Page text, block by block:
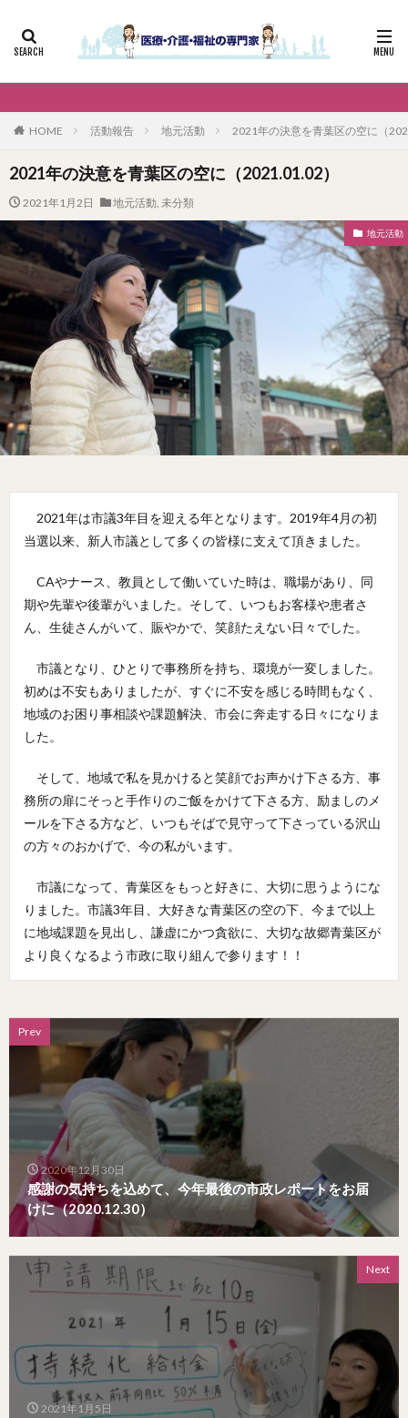
HOME 活動報告 地元活動 2021年の決意を青葉区の空に（
2021年の決意を青葉区の空に（2021.01.02）
2021年1月2日 地元活動, 未分類
地元活動
2021年は市議3年目を迎える年となります。2019年4月の初
当選以来、新人市議として多くの皆様に支えて頂きました。
CAやナース、教員として働いていた時は、職場があり、同
期や先輩や後輩がいました。そして、いつもお客様や患者さ
ん、生徒さんがいて、賑やかで、笑顔たえない日々でした。
市議となり、ひとりで事務所を持ち、環境が一変しました。
初めは不安もありましたが、すぐに不安を感じる時間もなく、
地域のお困り事相談や課題解決、市会に奔走する日々になりま
した。
そして、地域で私を見かけると笑顔でお声かけ下さる方、事
務所の扉にそっと手作りのご飯をかけて下さる方、励ましのメ
ールを下さる方など、いつもそばで見守って下さっている沢山
の方々のおかげで、今の私がいます。
市議になって、青葉区をもっと好きに、大切に思うようにな
りました。市議3年目、大好きな青葉区の空の下、今まで以上
に地域課題を見出し、謙虚にかつ貪欲に、大切な故郷青葉区が
より良くなるよう市政に取り組んで参ります！！
Prev
2020年12月30日
感謝の気持ちを込めて、今年最後の市政レポートをお届
けに（2020.12.30）
Next
2021年1月5日